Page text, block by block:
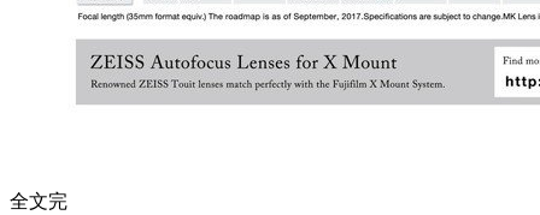
全文完